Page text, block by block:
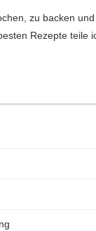
zu backen
Rezepte teile